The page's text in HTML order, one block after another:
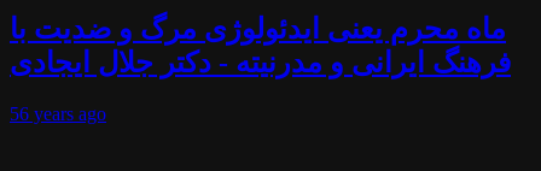
ماه محرم یعنی ایدئولوژی مرگ و ضدیت با
فرهنگ ایرانی و مدرنیته - دکتر جلال ایجادی
56 years ago